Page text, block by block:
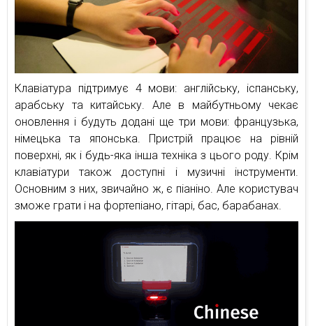
Клавіатура підтримує 4 мови: англійську, іспанську,
арабську та китайську. Але в майбутньому чекає
оновлення і будуть додані ще три мови: французька,
німецька та японська. Пристрій працює на рівній
поверхні, як і будь-яка інша техніка з цього роду. Крім
клавіатури також доступні і музичні інструменти.
Основним з них, звичайно ж, є піаніно. Але користувач
зможе грати і на фортепіано, гітарі, бас, барабанах.